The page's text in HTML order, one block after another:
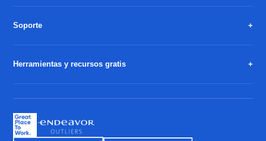
Soporte
Herramientas y recursos gratis